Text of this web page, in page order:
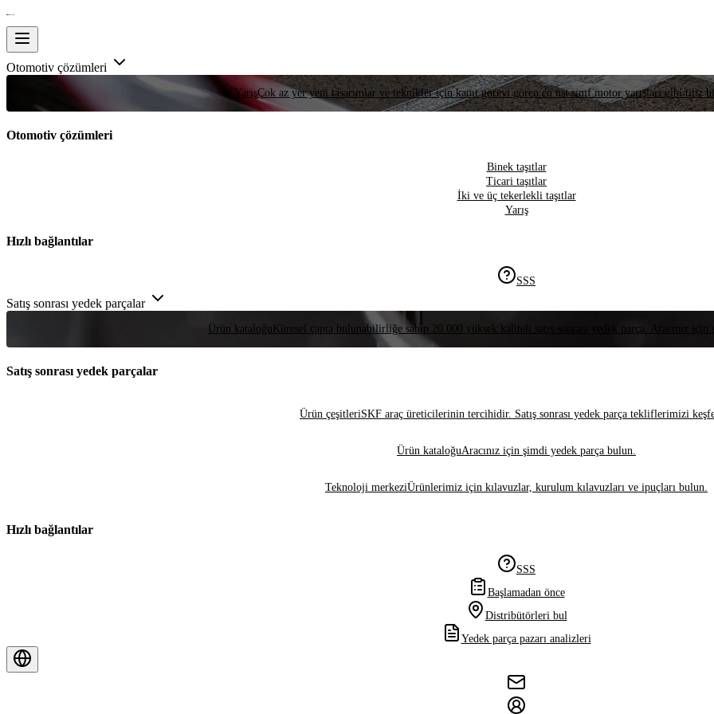
Otomotiv çözümleri
YarışÇok az yer yeni tasarımlar ve teknikler için kanıt görevi gören en üst sınıf motor yarışları gibi titiz
Otomotiv çözümleri
Binek taşıtlar
Ticari taşıtlar
İki ve üç tekerlekli taşıtlar
Yarış
Hızlı bağlantılar
SSS
Satış sonrası yedek parçalar
Ürün kataloğu Küresel çapta bulunabilirliğe sahip 20.000 yüksek kaliteli satış sonrası yedek parça. Aracınız
Satış sonrası yedek parçalar
Ürün çeşitleriSKF araç üreticilerinin tercihidir. Satış sonrası yedek parça tekliflerimizi
Ürün kataloğuAracınız için şimdi yedek parça bulun.
Teknoloji merkeziÜrünlerimiz için kılavuzlar, kurulum kılavuzları ve ipuçları bulun.
Hızlı bağlantılar
SSS
Başlamadan önce
Distribütörleri bul
Yedek parça pazarı analizleri